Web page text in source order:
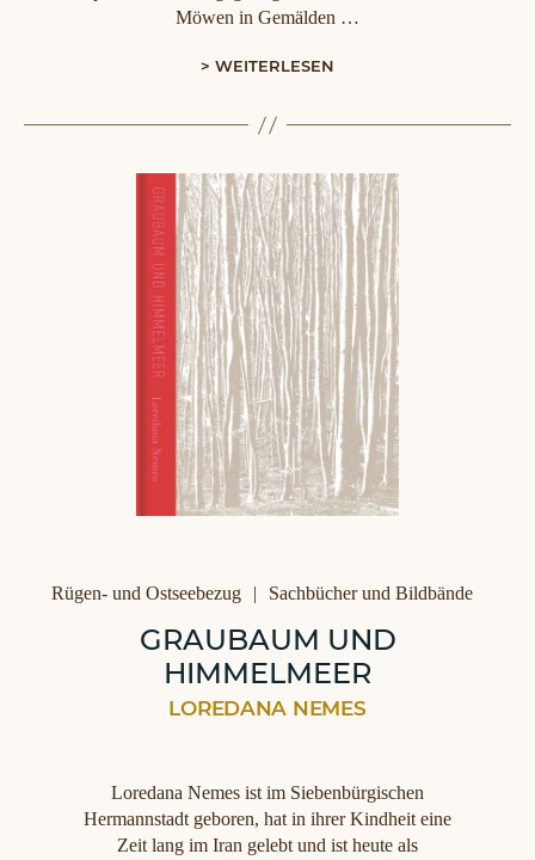
Möwen in Gemälden …
> WEITERLESEN
Kategorien
Rügen- und Ostseebezug Sachbücher und Bildbände
GRAUBAUM UND
HIMMELMEER
LOREDANA NEMES
Loredana Nemes ist im Siebenbürgischen
Hermannstadt geboren, hat in ihrer Kindheit eine
Zeit lang im Iran gelebt und ist heute als